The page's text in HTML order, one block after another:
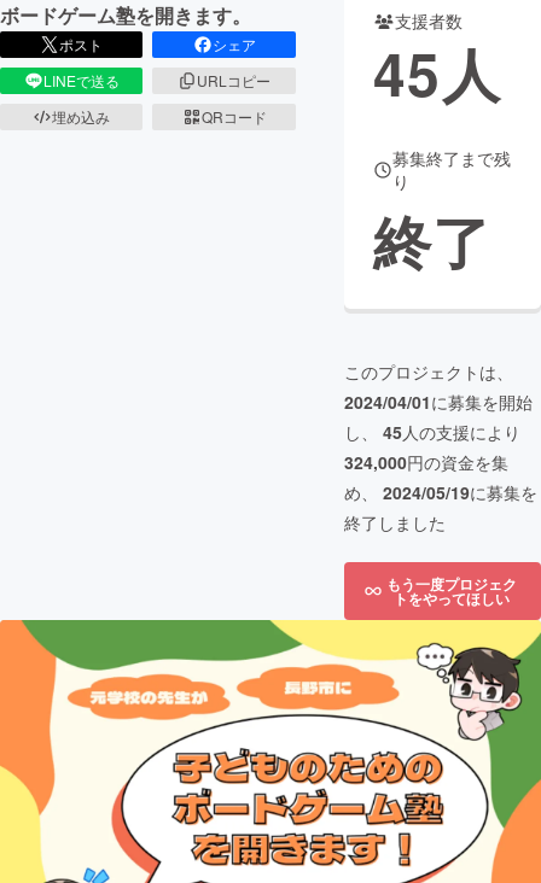
ボードゲーム塾を開きます。
ポスト
シェア
LINEで送る
URLコピー
埋め込み
QRコード
支援者数
45人
募集終了まで残
り
終了
このプロジェクトは、
2024/04/01に募集を開始
し、 45人の支援により
324,000円の資金を集
め、 2024/05/19に募集を
終了しました
もう一度プロジェク
トをやってほしい